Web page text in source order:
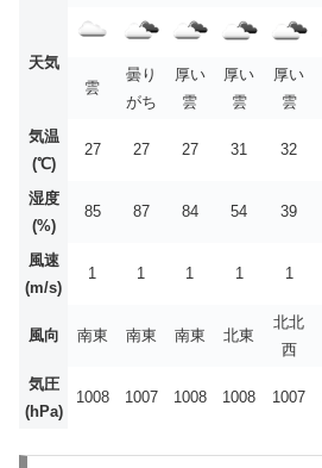
天気
雲
曇り
がち
厚い
雲
厚い
雲
厚い
雲
気温
(℃)
27 27 27 31 32
湿度
(%)
85 87 84 54 39
風速
(m/s)
1 1 1 1 1
風向 南東 南東 南東 北東
北北
西
気圧
(hPa)
1008 1007 1008 1008 1007